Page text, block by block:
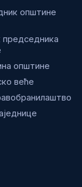
општине
председника
општине
веће